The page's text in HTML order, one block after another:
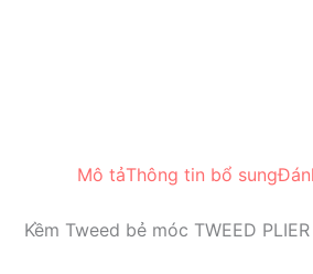
Mô tảThông tin bổ sung
Kềm Tweed bẻ móc TWEED